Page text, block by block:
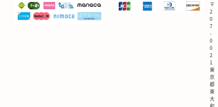
〒
2
0
7
-
0
0
2
1
東
京
都
東
大